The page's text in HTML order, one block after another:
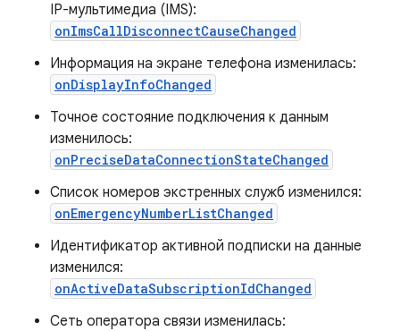
IP-мультимедиа (IMS):
onImsCallDisconnectCauseChanged
Информация на экране телефона изменилась:
onDisplayInfoChanged
Точное состояние подключения к данным
изменилось:
onPreciseDataConnectionStateChanged
Список номеров экстренных служб изменился:
onEmergencyNumberListChanged
Идентификатор активной подписки на данные
изменился:
onActiveDataSubscriptionIdChanged
Сеть оператора связи изменилась: